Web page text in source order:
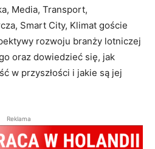
Media, Transport,
Smart City, Klimat goście
rozwoju branży lotniczej
oraz dowiedzieć się, jak
w przyszłości i jakie są jej
Reklama